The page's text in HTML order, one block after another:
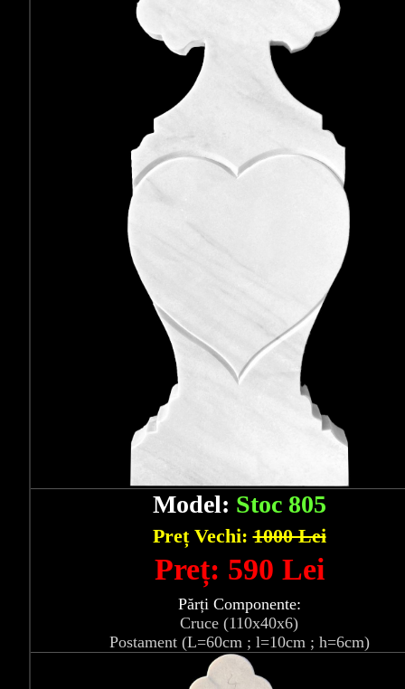
Model: Stoc 805
Preț Vechi:1000 Lei
Preț: 590 Lei
Părți Componente:
Cruce (110x40x6)
Postament (L=60cm ; l=10cm ; h=6cm)